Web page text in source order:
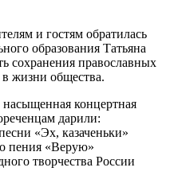
и гостям обратилась
образования Татьяна
сохранения православных
жизни общества.
концертная
дарили:
«Эх, казаченьки»
пения «Верую»
творчества России